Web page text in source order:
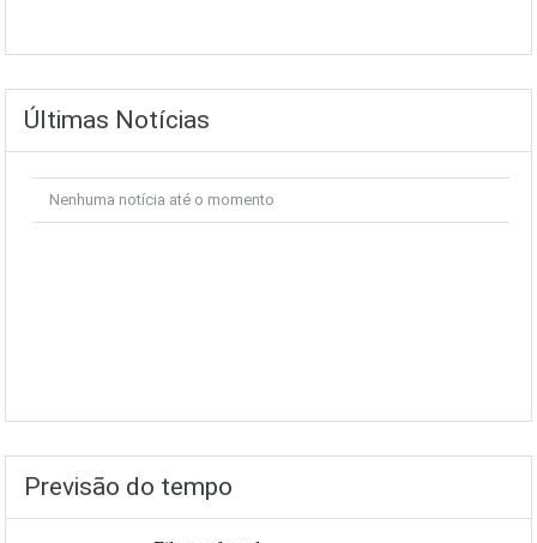
Últimas Notícias
Nenhuma notícia até o momento
Previsão do tempo